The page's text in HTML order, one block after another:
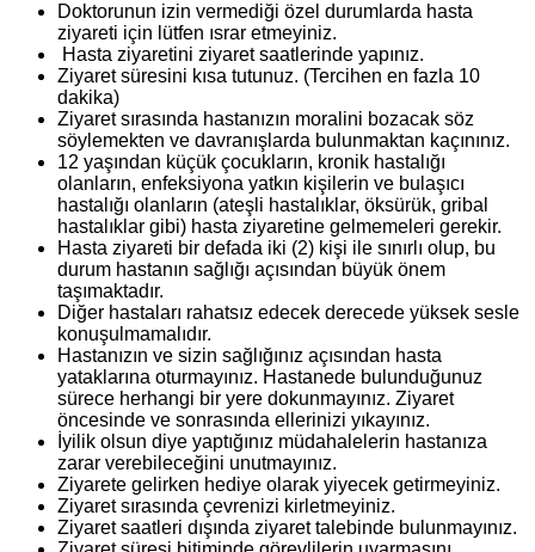
Doktorunun izin vermediği özel durumlarda hasta
ziyareti için lütfen ısrar etmeyiniz.
Hasta ziyaretini ziyaret saatlerinde yapınız.
Ziyaret süresini kısa tutunuz. (Tercihen en fazla 10
dakika)
Ziyaret sırasında hastanızın moralini bozacak söz
söylemekten ve davranışlarda bulunmaktan kaçınınız.
12 yaşından küçük çocukların, kronik hastalığı
olanların, enfeksiyona yatkın kişilerin ve bulaşıcı
hastalığı olanların (ateşli hastalıklar, öksürük, gribal
hastalıklar gibi) hasta ziyaretine gelmemeleri gerekir.
Hasta ziyareti bir defada iki (2) kişi ile sınırlı olup, bu
durum hastanın sağlığı açısından büyük önem
taşımaktadır.
Diğer hastaları rahatsız edecek derecede yüksek sesle
konuşulmamalıdır.
Hastanızın ve sizin sağlığınız açısından hasta
yataklarına oturmayınız. Hastanede bulunduğunuz
sürece herhangi bir yere dokunmayınız. Ziyaret
öncesinde ve sonrasında ellerinizi yıkayınız.
İyilik olsun diye yaptığınız müdahalelerin hastanıza
zarar verebileceğini unutmayınız.
Ziyarete gelirken hediye olarak yiyecek getirmeyiniz.
Ziyaret sırasında çevrenizi kirletmeyiniz.
Ziyaret saatleri dışında ziyaret talebinde bulunmayınız.